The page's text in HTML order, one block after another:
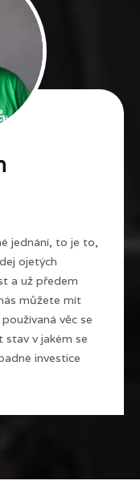
jednání, to je to,
ojetých
a už předem
můžete mít
věc se
v jakém se
investice